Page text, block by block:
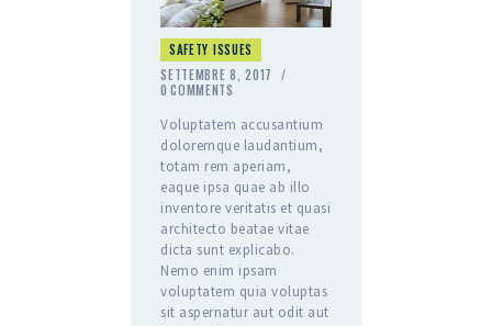
SAFETY ISSUES
SETTEMBRE 8, 2017
0 COMMENTS
Voluptatem accusantium
doloremque laudantium,
totam rem aperiam,
eaque ipsa quae ab illo
inventore veritatis et quasi
architecto beatae vitae
dicta sunt explicabo.
Nemo enim ipsam
voluptatem quia voluptas
sit aspernatur aut odit aut